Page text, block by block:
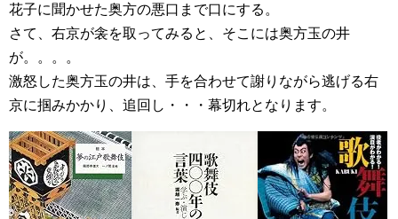
花子に聞かせた奥方の悪口まで口にする。
さて、右京が衾を取ってみると、そこには奥方玉の井
が。。。。
激怒した奥方玉の井は、手を合わせて謝りながら逃げる右
京に掴みかかり、追回し・・・幕切れとなります。